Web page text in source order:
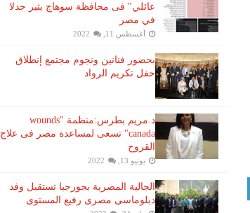
عائلي" فى محافظة سوهاج يثير جدلا
في مصر
أغسطس 11, 2022
بحضور فنانين ونجوم مجتمع إنطلاق
حفل تكريم الرواد
د.مريم بطرس:منظمة "wounds
canada" تسعى لمساعدة مصر فى علاج
القروح
يونيو 13, 2022
الجالية المصرية بجورجيا تستقبل وفد
دبلوماسى مصرى رفيع المستوى